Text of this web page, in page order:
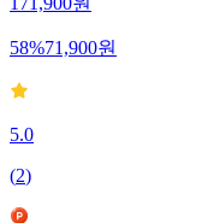
171,900원
58%71,900원
5.0
(2)